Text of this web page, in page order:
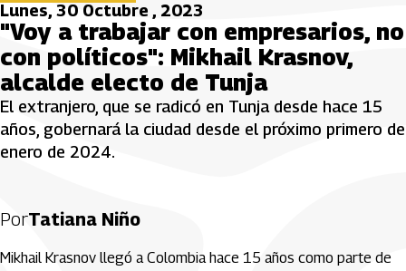
Lunes, 30 Octubre , 2023
"Voy a trabajar con empresarios, no
con políticos": Mikhail Krasnov,
alcalde electo de Tunja
El extranjero, que se radicó en Tunja desde hace 15
años, gobernará la ciudad desde el próximo primero de
enero de 2024.
PorTatiana Niño
Mikhail Krasnov llegó a Colombia hace 15 años como parte de